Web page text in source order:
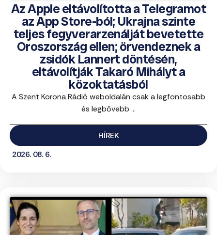
Az Apple eltávolította a Telegramot
az App Store-ból; Ukrajna szinte
teljes fegyverarzenálját bevetette
Oroszország ellen; örvendeznek a
zsidók Lannert döntésén,
eltávolítják Takaró Mihályt a
közoktatásból
A Szent Korona Rádió weboldalán csak a legfontosabb
és legbővebb ...
HÍREK
2026. 08. 6.